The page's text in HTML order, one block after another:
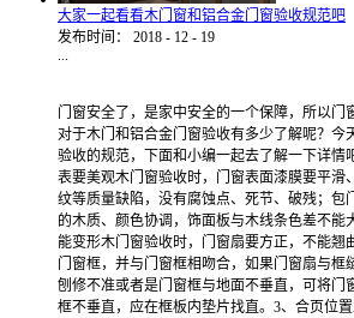
大家一起看看木门窗和铝合金门窗验收规范吧
发布时间：
2018 - 12 - 19
...
门窗安全了，是家中安全的一个保障，所以门
对于木门和铝合金门窗验收有多少了解呢？今
验收的规范，下面和小编一起去了解一下详情
表要美观木门窗验收时，门窗表面漆膜要平滑
纹等质量缺陷，没有腐蚀点、死节、破残；包
的木质、颜色协调，饰面板与木线条色差不能
能变形木门窗验收时，门窗扇要方正，不能翘
门窗框，并与门窗框相吻合，如果门窗扇与框
刨修不准或者是门窗框与地面不垂直，可将门
框不垂直，应在框板内垫片找直。3、合页位